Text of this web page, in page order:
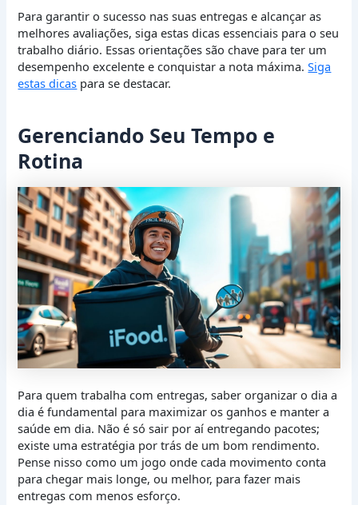
Para garantir o sucesso nas suas entregas e alcançar as
melhores avaliações, siga estas dicas essenciais para o seu
trabalho diário. Essas orientações são chave para ter um
desempenho excelente e conquistar a nota máxima.Siga
estas dicas para se destacar.
Gerenciando Seu Tempo e
Rotina
Para quem trabalha com entregas, saber organizar o dia a
dia é fundamental para maximizar os ganhos e manter a
saúde em dia. Não é só sair por aí entregando pacotes;
existe uma estratégia por trás de um bom rendimento.
Pense nisso como um jogo onde cada movimento conta
para chegar mais longe, ou melhor, para fazer mais
entregas com menos esforço.